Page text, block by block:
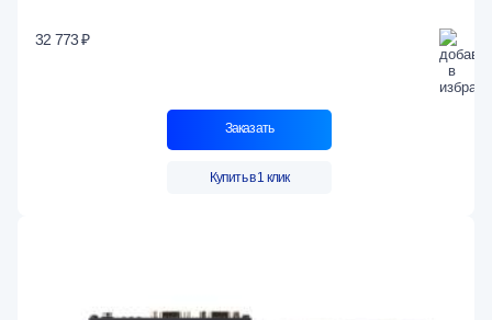
32 773 ₽
Заказать
Купить в 1 клик